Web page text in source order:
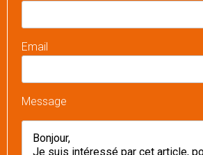
Email
Message